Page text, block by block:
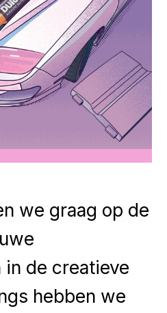
we graag op de
de creatieve
hebben we